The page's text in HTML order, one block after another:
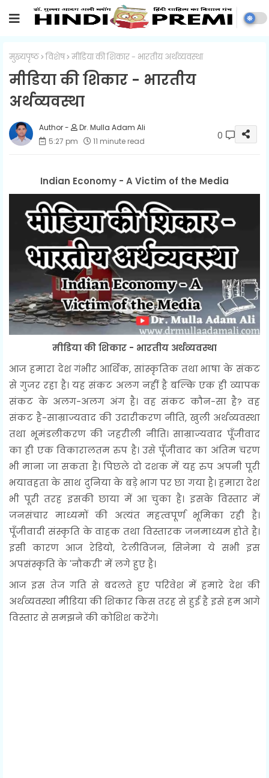
मुख्यपृष्ठ विशेष मीडिया की शिकार - भारतीय अर्थव्यवस्था
मीडिया की शिकार - भारतीय
अर्थव्यवस्था
Dr. Mulla Adam Ali
5:27 pm
11 minute read 0
Indian Economy - A Victim of the Media
मीडिया की शिकार - भारतीय अर्थव्यवस्था
आज हमारा देश गंभीर आर्थिक, सांस्कृतिक तथा भाषा के संकट
से गुजर रहा है। यह संकट अलग नहीं है बल्कि एक ही व्यापक
संकट के अलग-अलग अंग है। वह संकट कौन-सा है? वह
संकट है-साम्राज्यवाद की उदारीकरण नीति, खुली अर्थव्यवस्था
तथा भूमंडलीकरण की जहरीली नीति। साम्राज्यवाद पूँजीवाद
का ही एक विकारालतम रुप है। उसे पूँजीवाद का अंतिम चरण
भी माना जा सकता है। पिछले दो दशक में यह रुप अपनी पूरी
भयावहता के साथ दुनिया के बड़े भाग पर छा गया है। हमारा देश
भी पूरी तरह इसकी छाया में आ चुका है। इसके विस्तार में
जनसंचार माध्यमों की अत्यंत महत्वपूर्ण भूमिका रही है।
पूँजीवादी संस्कृति के वाहक तथा विस्तारक जनमाध्यम होते है।
इसी कारण आज रेडियो, टेलीविजन, सिनेमा ये सभी इस
अपसंस्कृति के 'नौकरी' में लगे हुए है।
आज इस तेज गति से बदलते हुए परिवेश में हमारे देश की
अर्थव्यवस्था मीडिया की शिकार किस तरह से हुई है इसे हम आगे
विस्तार से समझने की कोशिश करेंगे।